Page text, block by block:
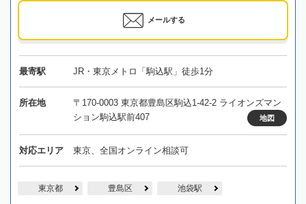
メールする
最寄駅 JR・東京メトロ「駒込駅」徒歩1分
所在地
〒170-0003 東京都豊島区駒込1-42-2 ライオンズマン
ション駒込駅前407
地図
対応エリア 東京、全国オンライン相談可
東京都 豊島区 池袋駅